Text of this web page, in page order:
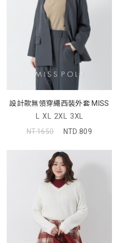
設計款無領穿繩西裝外套 MISS
L XL 2XL 3XL
NT.1650
NTD.809